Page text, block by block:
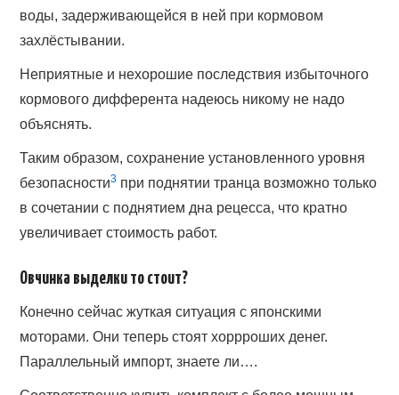
воды, задерживающейся в ней при кормовом
захлёстывании.
Неприятные и нехорошие последствия избыточного
кормового дифферента надеюсь никому не надо
объяснять.
Таким образом, сохранение установленного уровня
безопасности3 при поднятии транца возможно только
в сочетании с поднятием дна рецесса, что кратно
увеличивает стоимость работ.
Овчинка выделки то стоит?
Конечно сейчас жуткая ситуация с японскими
моторами. Они теперь стоят хоррроших денег.
Параллельный импорт, знаете ли….